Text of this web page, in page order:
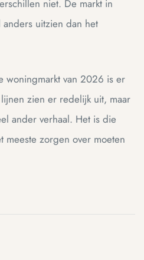
niet. De markt in
uitzien dan het
woningmarkt van 2026 is er
zien er redelijk uit, maar
ander verhaal. Het is die
meeste zorgen over moeten